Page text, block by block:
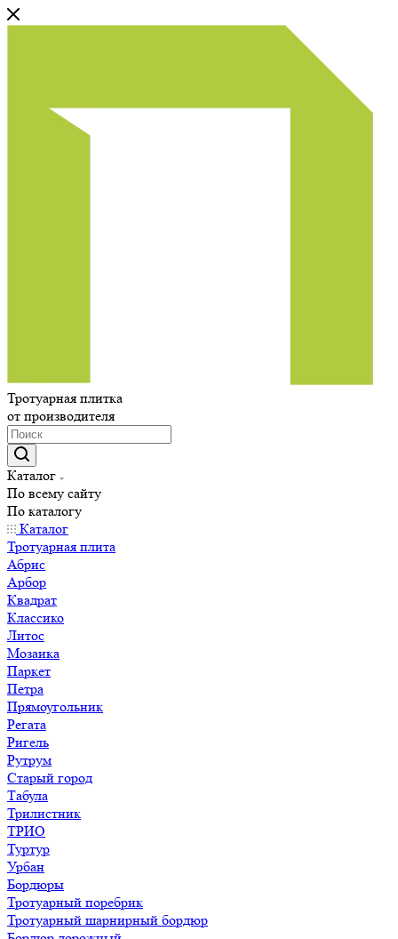
Тротуарная плитка
от производителя
Каталог
По всему сайту
По каталогу
Каталог
Тротуарная плита
Абрис
Арбор
Квадрат
Классико
Литос
Мозаика
Паркет
Петра
Прямоугольник
Регата
Ригель
Рутрум
Старый город
Табула
Трилистник
ТРИО
Туртур
Урбан
Бордюры
Тротуарный поребрик
Тротуарный шарнирный бордюр